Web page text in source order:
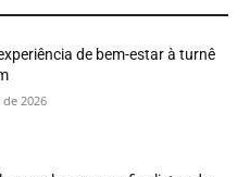
de bem-estar à turnê
2026